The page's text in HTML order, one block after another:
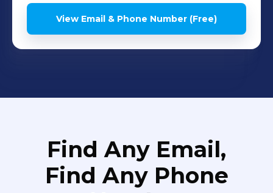
View Email & Phone Number (Free)
Find Any Email,
Find Any Phone